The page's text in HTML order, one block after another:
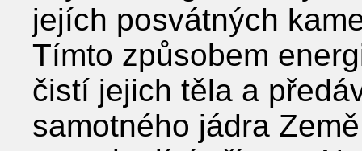
jejích posvátných
Tímto způsobem
čistí jejich těla a
samotného jádra